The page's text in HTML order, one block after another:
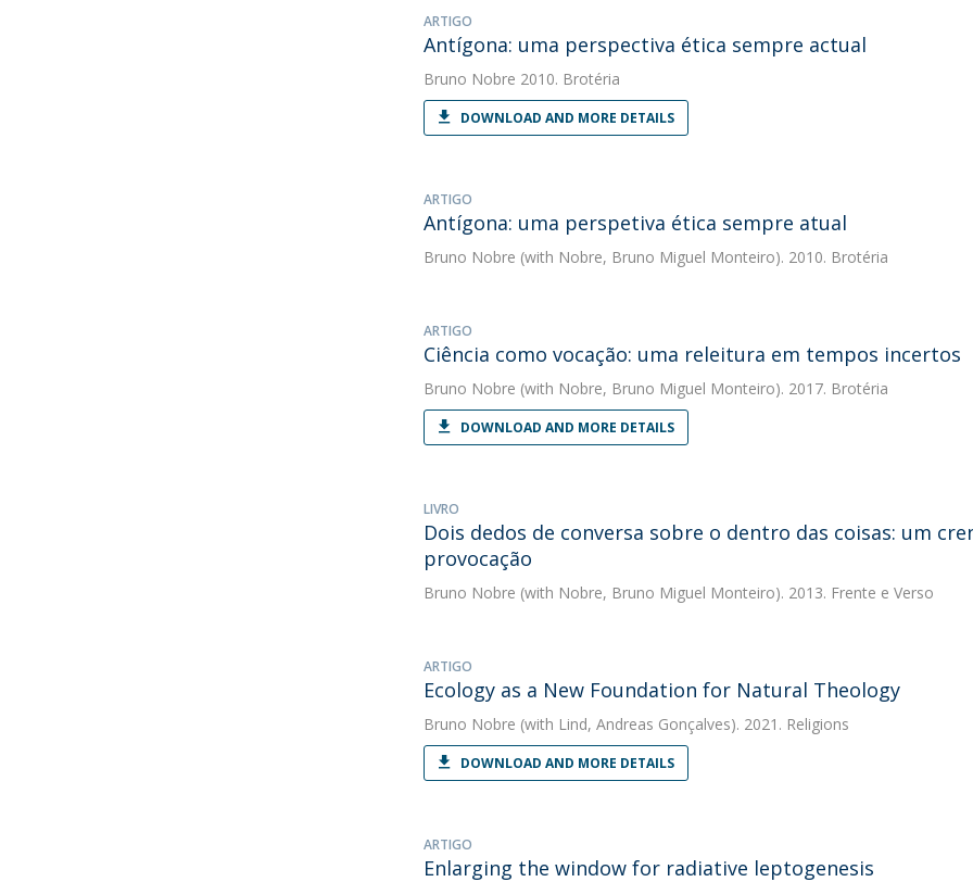
ARTIGO
Antígona: uma perspectiva ética sempre actual
Bruno Nobre 2010. Brotéria
DOWNLOAD AND MORE DETAILS
ARTIGO
Antígona: uma perspetiva ética sempre atual
Bruno Nobre (with Nobre, Bruno Miguel Monteiro). 2010. Brotéria
ARTIGO
Ciência como vocação: uma releitura em tempos incertos
Bruno Nobre (with Nobre, Bruno Miguel Monteiro). 2017. Brotéria
DOWNLOAD AND MORE DETAILS
LIVRO
Dois dedos de conversa sobre o dentro das coisas: um
provocação
Bruno Nobre (with Nobre, Bruno Miguel Monteiro). 2013. Frente e Verso
ARTIGO
Ecology as a New Foundation for Natural Theology
Bruno Nobre (with Lind, Andreas Gonçalves). 2021. Religions
DOWNLOAD AND MORE DETAILS
ARTIGO
Enlarging the window for radiative leptogenesis